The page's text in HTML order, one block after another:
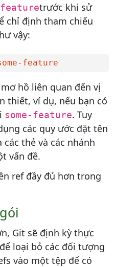
trước khi sử
chỉ định tham chiếu
vậy:
- feature
hồ liên quan đến vị
thiết, ví dụ, nếu bạn có
some-feature. Tuy
các quy ước đặt tên
thẻ và các nhánh
vấn đề.
ref đầy đủ hơn trong
Git sẽ định kỳ thực
loại bỏ các đối tượng
vào một tệp để có